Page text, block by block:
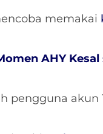
memakai
AHY
pengguna akun